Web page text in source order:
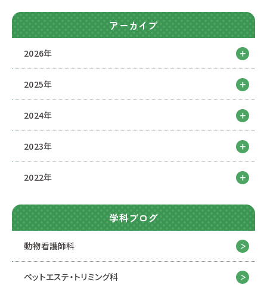
アーカイブ
2026年
2025年
2024年
2023年
2022年
学科ブログ
動物看護師科
ペットエステ・トリミング科